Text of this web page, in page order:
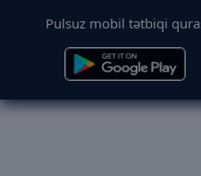
Pulsuz mobil tətbiqi